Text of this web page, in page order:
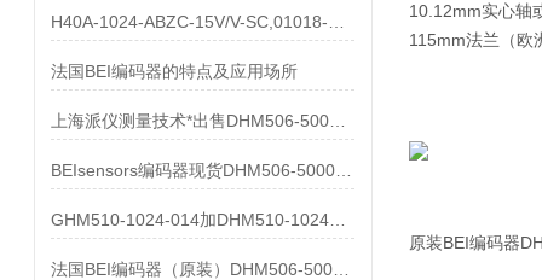
法国BEI编码器的特点及应用场所
10.12mm实心轴
115mm法兰（欧
原装BEI编码器